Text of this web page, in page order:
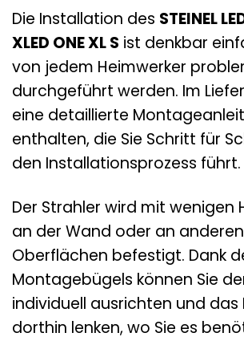
Die Installation des STEINEL
XLED ONE XL S ist denkbar
von jedem Heimwerker
durchgeführt werden. Im
eine detaillierte
enthalten, die Sie Schritt für
den Installationsprozess führt.
Der Strahler wird mit wenigen
an der Wand oder an
Oberflächen befestigt. Dank
Montagebügels können Sie
individuell ausrichten und das
dorthin lenken, wo Sie es